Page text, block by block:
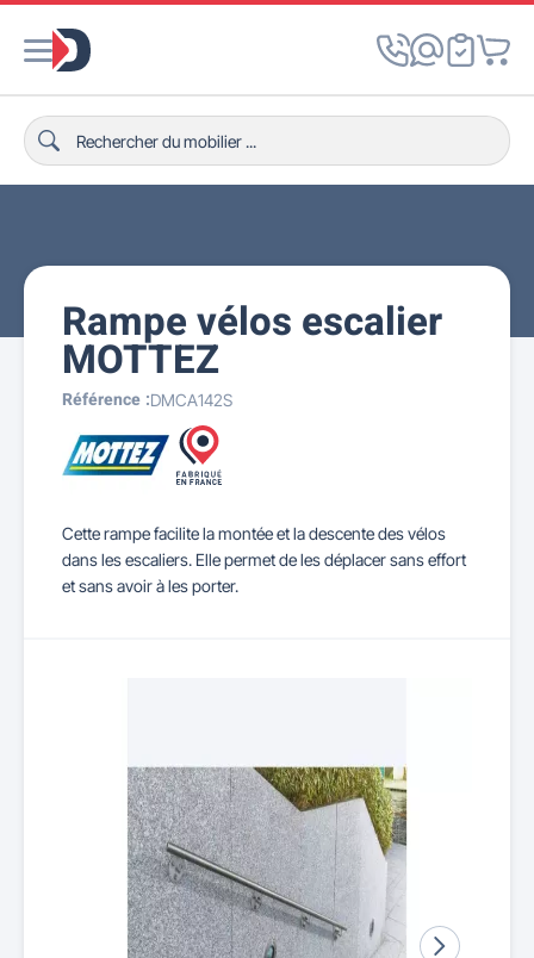
Rampe vélos escalier
MOTTEZ
Référence :DMCA142S
Cette rampe facilite la montée et la descente des vélos
dans les escaliers. Elle permet de les déplacer sans effort
et sans avoir à les porter.